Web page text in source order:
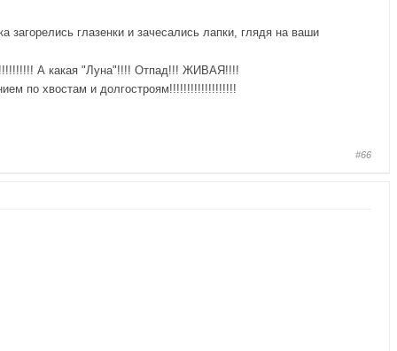
глазенки и зачесались лапки, глядя на ваши
А какая "Луна"!!!! Отпад!!! ЖИВАЯ!!!!
по хвостам и долгостроям!!!!!!!!!!!!!!!!!!!
#66